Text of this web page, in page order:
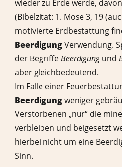
wieder zu Erde werde,
(Bibelzitat: 1. Mose 3, 19
motivierte Erdbestattung
BeerdigungVerwendung.
der BegriffeBeerdigungund
aber gleichbedeutend.
Im Falle einer
Beerdigungweniger
Verstorbenen „nur“ die
verbleiben und beigesetzt
hierbei nicht um eine
Sinn.